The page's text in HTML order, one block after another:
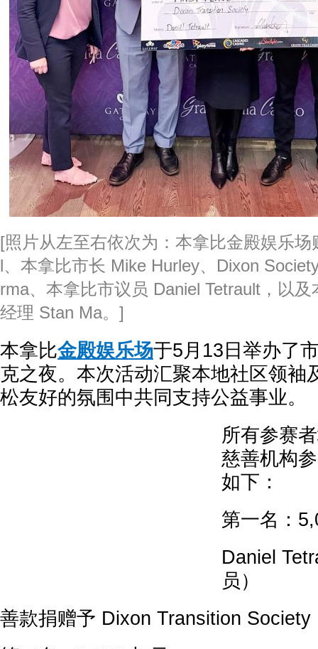
[照片从左至右依次为：本拿比金殿娱乐场
l、本拿比市长 Mike Hurley、Dixon
rma、本拿比市议员 Daniel Tetrault，以
经理 Stan Ma。]
本拿比金殿娱乐场于5月13日举办了
克之夜。本次活动汇聚本地社区领袖
松友好的氛围中共同支持公益事业。
所有参赛
慈善机构
如下：
第一名：
Daniel
员）
善款捐赠予 Dixon Transition Society